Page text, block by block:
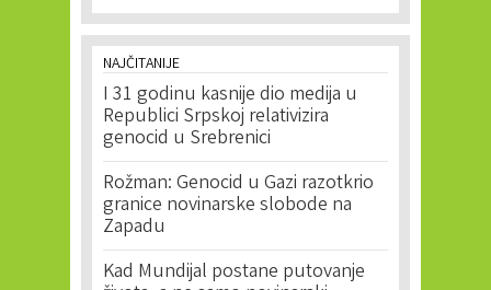
NAJČITANIJE
I 31 godinu kasnije dio medija u
Republici Srpskoj relativizira
genocid u Srebrenici
Rožman: Genocid u Gazi razotkrio
granice novinarske slobode na
Zapadu
Kad Mundijal postane putovanje